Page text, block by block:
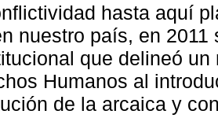
hasta aquí
nuestro país, en
que delineó
Humanos al
de la arcaica y